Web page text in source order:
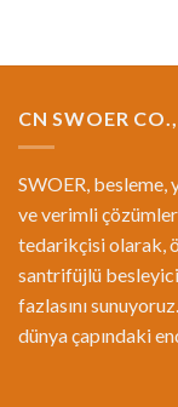
CN SWOER
SWOER, besleme,
ve verimli
tedarikçisi olarak,
santrifüjlü
fazlasını
dünya çapındaki